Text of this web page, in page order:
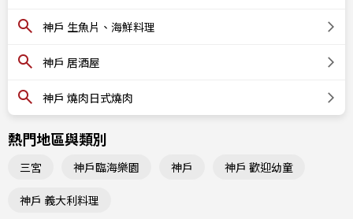
神戶 生魚片、海鮮料理
神戶 居酒屋
神戶 燒肉日式燒肉
熱門地區與類別
三宮 神戶臨海樂園 神戶 神戶 歡迎幼童
神戶 義大利料理